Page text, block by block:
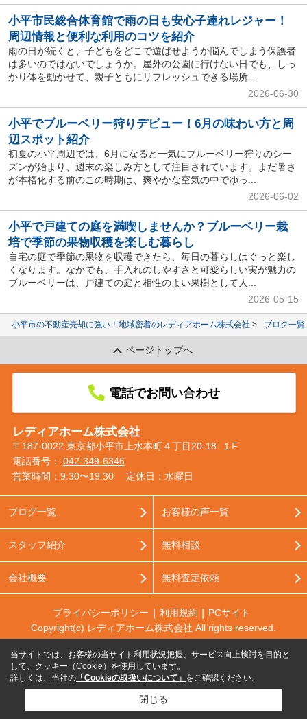
小平市民総合体育館で雨の日も安心子連れレジャー！
周辺情報と便利な利用のコツを紹介
雨の日が続くと、子どもをどこで遊ばせようか悩んでしまう保護者
は多いのではないでしょうか。屋外の公園に行けない日でも、しっ
かり体を動かせて、親子ともにリフレッシュできる場所...
2026-06-30
小平でブルーベリー狩りデビュー！6月の味わい方と周
辺スポット紹介
初夏の小平周辺では、6月になると一気にブルーベリー狩りのシー
ズンが始まり、週末の楽しみ方として注目されています。まだ暑さ
が本格化する前のこの時期は、爽やかな空気の中でゆっ...
2026-06-02
小平で戸建ての庭を満喫しませんか？ブルーベリー栽
培で季節の果物収穫を楽しむ暮らし
自宅の庭で季節の果物を収穫できたら、毎日の暮らしはぐっと楽し
くなります。なかでも、手入れのしやすさと可愛らしい実が魅力の
ブルーベリーは、戸建ての庭と相性のよい果樹として人...
2026-05-15
小平市の不動産売却に強い！地域密着のレディアホーム株式会社 ブログ一覧
ページトップへ
電話でお問い合わせ
レディアホーム株式会社
〒187-0022 東京都小平市上水本町４丁目20-18 １F
電話番号： 042-349-6346
営業時間：9:30〜19:30
定休日：水曜日
ブログ一覧
スタッフ紹介
会社概要
お客様の声一覧
無料相談
無料査定依頼
プライバシーポリシー 利用規約
PCサイト
Copyright(c) レディアホーム株式会社 All rights reserved.
当サイトでは、お客様の当サイト利用状況把握、サービス向上検討を目的と
して、クッキー（Cookie）を使用しています。
詳しくは、当社の 「Cookieの取扱いについて」 をご確認ください。
閉じる